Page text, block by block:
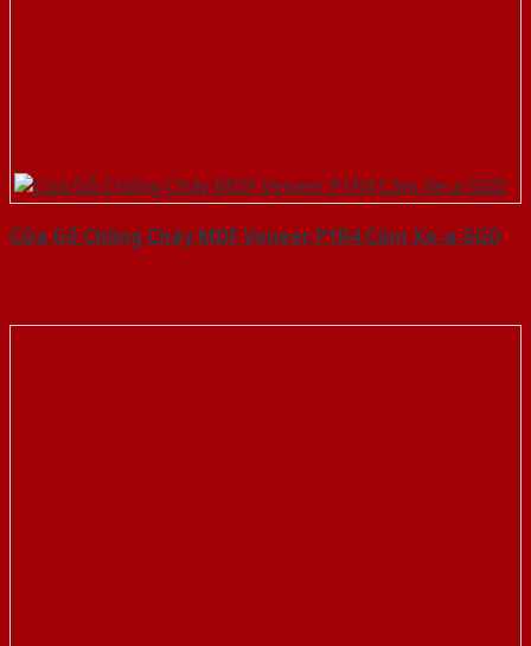
Cửa Gỗ Chống Cháy MDF Veneer P1R4 Căm Xe-a-SGD